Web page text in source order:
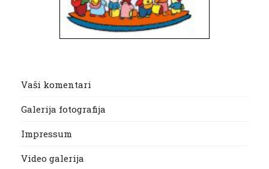
Vaši komentari
Galerija fotografija
Impressum
Video galerija